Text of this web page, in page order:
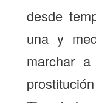
desde
una y
marchar